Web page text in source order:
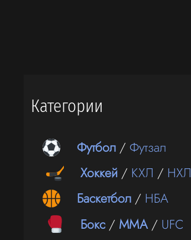
Категории
Футбол /Футзал
Хоккей / КХЛ / НХЛ
Баскетбол / НБА
Бокс / ММА/ UFC